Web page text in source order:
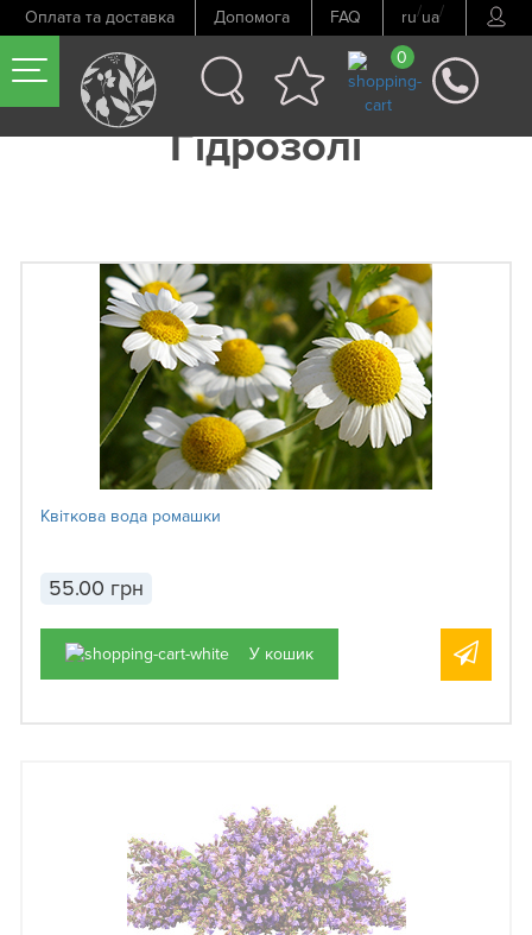
Оплата та доставка Допомога FAQ ru/ua/
0
Гідрозолі
Квіткова вода ромашки
55.00 грн
У кошик